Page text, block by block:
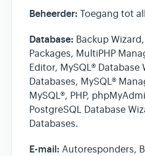
Beheerder: Toegang tot
Database: Backup
Packages, MultiPHP
Editor, MySQL® Database
Databases, MySQL®
MySQL®, PHP,
PostgreSQL Database
Databases.
E-mail: Autoresponders,